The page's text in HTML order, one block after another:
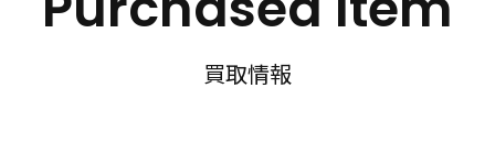
買取情報